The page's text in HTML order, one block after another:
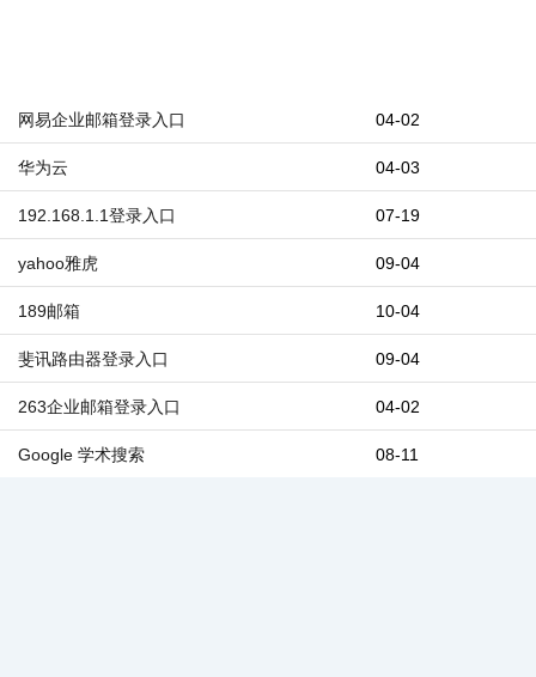
04-02
网易企业邮箱登录入口
04-03
华为云
07-19
192.168.1.1登录入口
09-04
yahoo雅虎
10-04
189邮箱
09-04
斐讯路由器登录入口
04-02
263企业邮箱登录入口
08-11
Google 学术搜索